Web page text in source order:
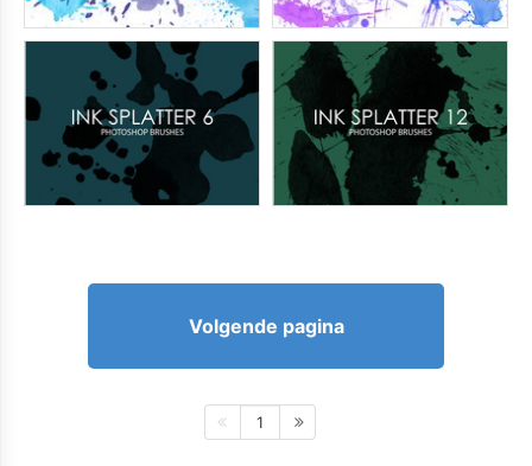
Volgende pagina
1